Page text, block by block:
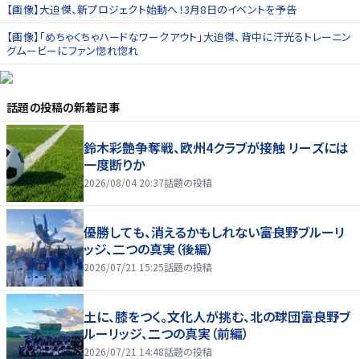
【画像】大迫傑、新プロジェクト始動へ！3月8日のイベントを予告
【画像】「めちゃくちゃハードなワークアウト」大迫傑、背中に汗光るトレーニン
グムービーにファン惚れ惚れ
話題の投稿の新着記事
鈴木彩艶争奪戦、欧州4クラブが接触 リーズには
一度断りか
2026/08/04 20:37話題の投稿
優勝しても、消えるかもしれない――富良野ブルーリ
ッジ、二つの真実（後編）
2026/07/21 15:25話題の投稿
土に、膝をつく。文化人が挑む、北の球団――富良野ブ
ルーリッジ、二つの真実（前編）
2026/07/21 14:48話題の投稿